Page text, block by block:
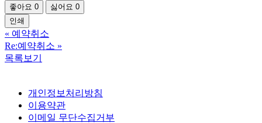
좋아요 0 싫어요 0
인쇄
« 예약취소
Re:예약취소 »
목록보기
개인정보처리방침
이용약관
이메일 무단수집거부